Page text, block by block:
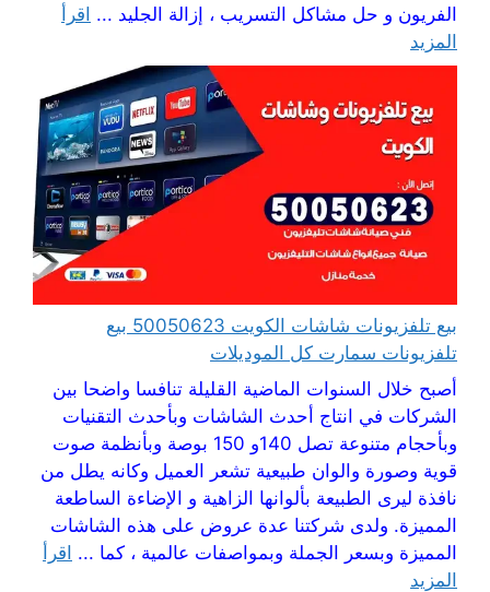
الفريون و حل مشاكل التسريب ، إزالة الجليد ... اقرأ
المزيد
بيع تلفزيونات شاشات الكويت 50050623 بيع
تلفزيونات سمارت كل الموديلات
أصبح خلال السنوات الماضية القليلة تنافسا واضحا بين
الشركات في انتاج أحدث الشاشات وبأحدث التقنيات
وبأحجام متنوعة تصل 140و 150 بوصة وبأنظمة صوت
قوية وصورة والوان طبيعية تشعر العميل وكانه يطل من
نافذة ليرى الطبيعة بألوانها الزاهية و الإضاءة الساطعة
المميزة. ولدى شركتنا عدة عروض على هذه الشاشات
المميزة وبسعر الجملة وبمواصفات عالمية ، كما ... اقرأ
المزيد